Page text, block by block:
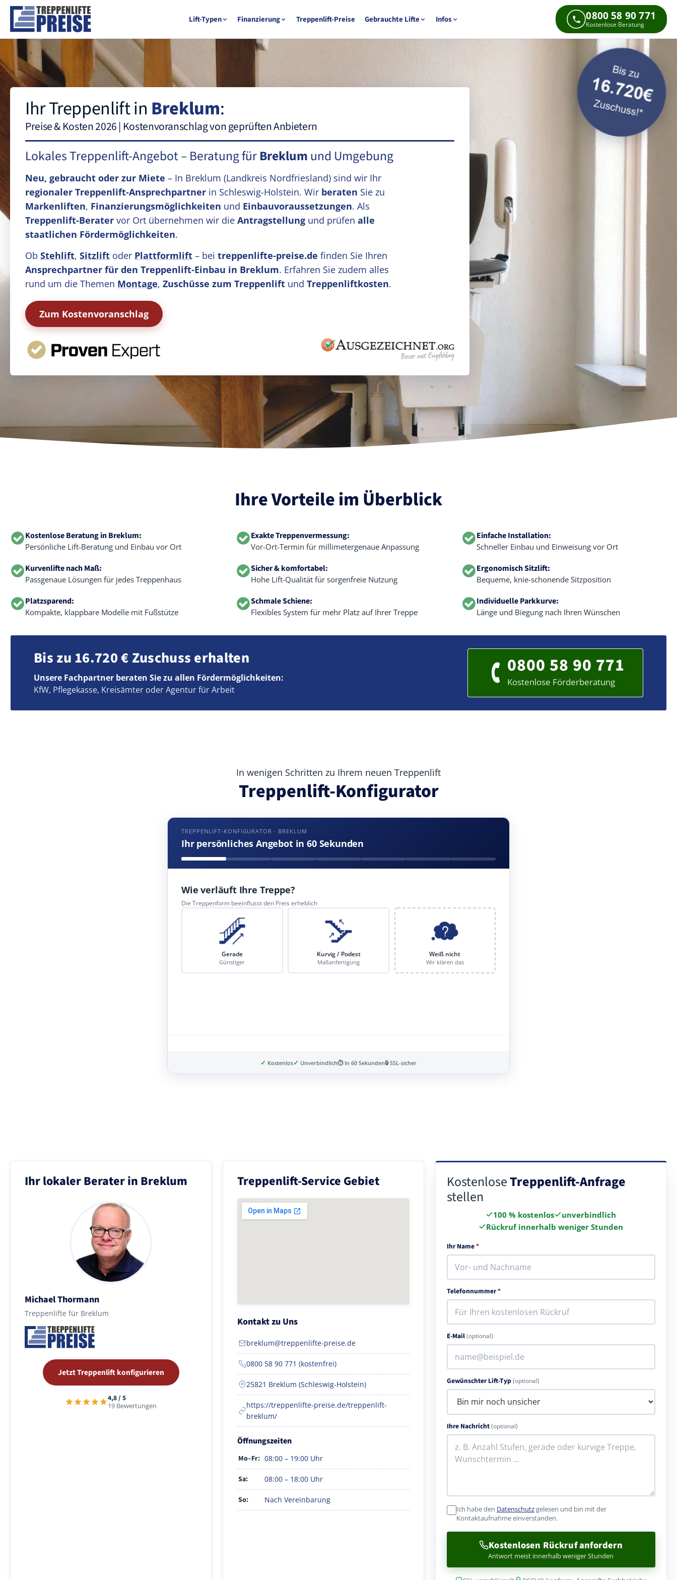
Lift-Typen Finanzierung Treppenlift-Preise Gebrauchte Lifte Infos 0800 58 90 771
Kostenlose Beratung
Ihr Treppenlift in Breklum:
Preise & Kosten 2026 | Kostenvoranschlag von geprüften Anbietern
Lokales Treppenlift-Angebot – Beratung fürBreklum und Umgebung
Neu, gebraucht oder zur Miete – In Breklum (Landkreis Nordfriesland) sind wir Ihr
regionaler Treppenlift-Ansprechpartner in Schleswig-Holstein. Wir beraten Sie zu
Markenliften, Finanzierungsmöglichkeiten und Einbauvoraussetzungen. Als
Treppenlift-Berater vor Ort übernehmen wir die Antragstellung und prüfen alle
staatlichen Fördermöglichkeiten.
Ob Stehlift, Sitzlift oder Plattformlift – bei treppenlifte-preise.de finden Sie Ihren
Ansprechpartner für den Treppenlift-Einbau in Breklum. Erfahren Sie zudem alles
rund um die Themen Montage, Zuschüsse zum Treppenlift und Treppenliftkosten.
Zum Kostenvoranschlag
Ihre Vorteile im Überblick
Kostenlose Beratung in Breklum:
Persönliche Lift-Beratung und Einbau vor Ort
Exakte Treppenvermessung:
Vor-Ort-Termin für millimetergenaue Anpassung
Einfache Installation:
Schneller Einbau und Einweisung vor Ort
Kurvenlifte nach Maß:
Passgenaue Lösungen für jedes Treppenhaus
Sicher & komfortabel:
Hohe Lift-Qualität für sorgenfreie Nutzung
Ergonomisch Sitzlift:
Bequeme, knie-schonende Sitzposition
Platzsparend:
Kompakte, klappbare Modelle mit Fußstütze
Schmale Schiene:
Flexibles System für mehr Platz auf Ihrer Treppe
Individuelle Parkkurve:
Länge und Biegung nach Ihren Wünschen
Bis zu 16.720 € Zuschuss erhalten
Unsere Fachpartner beraten Sie zu allen Fördermöglichkeiten:
KfW, Pflegekasse, Kreisämter oder Agentur für Arbeit
0800 58 90 771
Kostenlose Förderberatung
In wenigen Schritten zu Ihrem neuen Treppenlift
Treppenlift-Konfigurator
TREPPENLIFT-KONFIGURATOR · BREKLUM
Ihr persönliches Angebot in 60 Sekunden
Wie verläuft Ihre Treppe?
Die Treppenform beeinflusst den Preis erheblich
Gerade
Günstiger
Kurvig / Podest
Maßanfertigung
Weiß nicht
Wir klären das
✓ Kostenlos✓ Unverbindlich⏱ In 60 Sekunden🔒 SSL-sicher
Ihr lokaler Berater in Breklum
Michael Thormann
Treppenlifte für Breklum
Jetzt Treppenlift konfigurieren
4,8 / 5
19 Bewertungen
Treppenlift-Service Gebiet
Kontakt zu Uns
breklum@treppenlifte-preise.de
0800 58 90 771 (kostenfrei)
25821 Breklum (Schleswig-Holstein)
https://treppenlifte-preise.de/treppenlift-
breklum/
Öffnungszeiten
Mo–Fr: 08:00 – 19:00 Uhr
Sa: 08:00 – 18:00 Uhr
So: Nach Vereinbarung
KostenloseTreppenlift-Anfrage
stellen
100 % kostenlos
unverbindlich
Rückruf innerhalb weniger Stunden
Ihr Name*
Telefonnummer*
E-Mail(optional)
Gewünschter Lift-Typ(optional)
Ihre Nachricht(optional)
Ich habe den Datenschutzgelesen und bin mit der
Kontaktaufnahme einverstanden.
Kostenlosen Rückruf anfordern
Antwort meist innerhalb weniger Stunden